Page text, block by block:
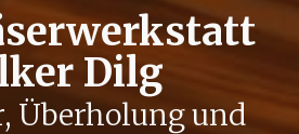
Dilg
Überholung und